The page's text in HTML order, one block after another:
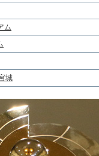
ム
城